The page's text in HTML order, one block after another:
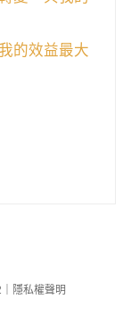
的效益最大
隱私權聲明